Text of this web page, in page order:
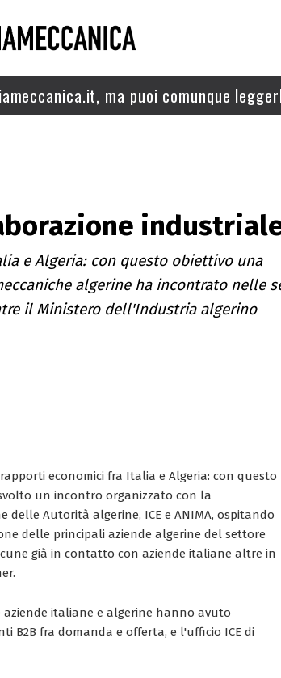
ma puoi comunque
e Algeria: con questo obiettivo una
algerine ha incontrato nelle
il Ministero dell'Industria algerino
economici fra Italia e Algeria: con questo
un incontro organizzato con la
delle Autorità algerine, ICE e ANIMA, ospitando
delle principali aziende algerine del settore
già in contatto con aziende italiane altre in
aziende italiane e algerine hanno avuto
B2B fra domanda e offerta, e l'ufficio ICE di